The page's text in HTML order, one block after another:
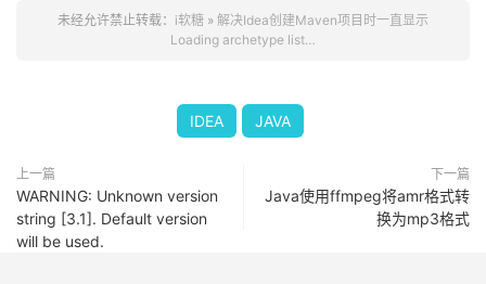
未经允许禁止转载： i软糖 » 解决Idea创建Maven项目时一直显示
Loading archetype list…
IDEA JAVA
上一篇
WARNING: Unknown version
string [3.1]. Default version
will be used.
下一篇
Java使用ffmpeg将amr格式转
换为mp3格式